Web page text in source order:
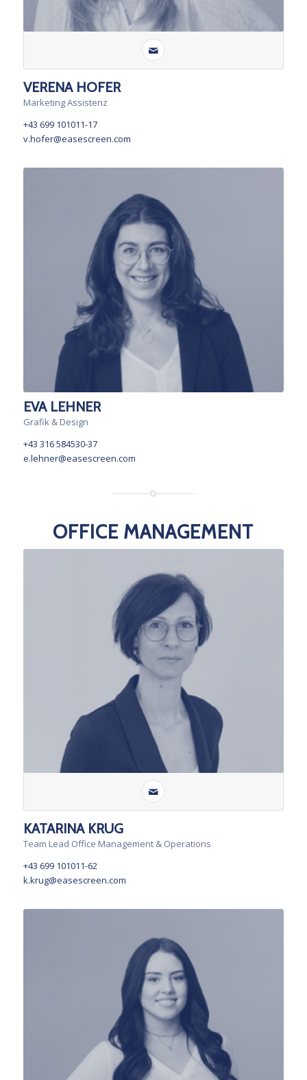
VERENA HOFER
Marketing Assistenz
+43 699 101011-17
v.hofer@easescreen.com
EVA LEHNER
Grafik & Design
+43 316 584530-37
e.lehner@easescreen.com
OFFICE MANAGEMENT
KATARINA KRUG
Team Lead Office Management & Operations
+43 699 101011-62
k.krug@easescreen.com